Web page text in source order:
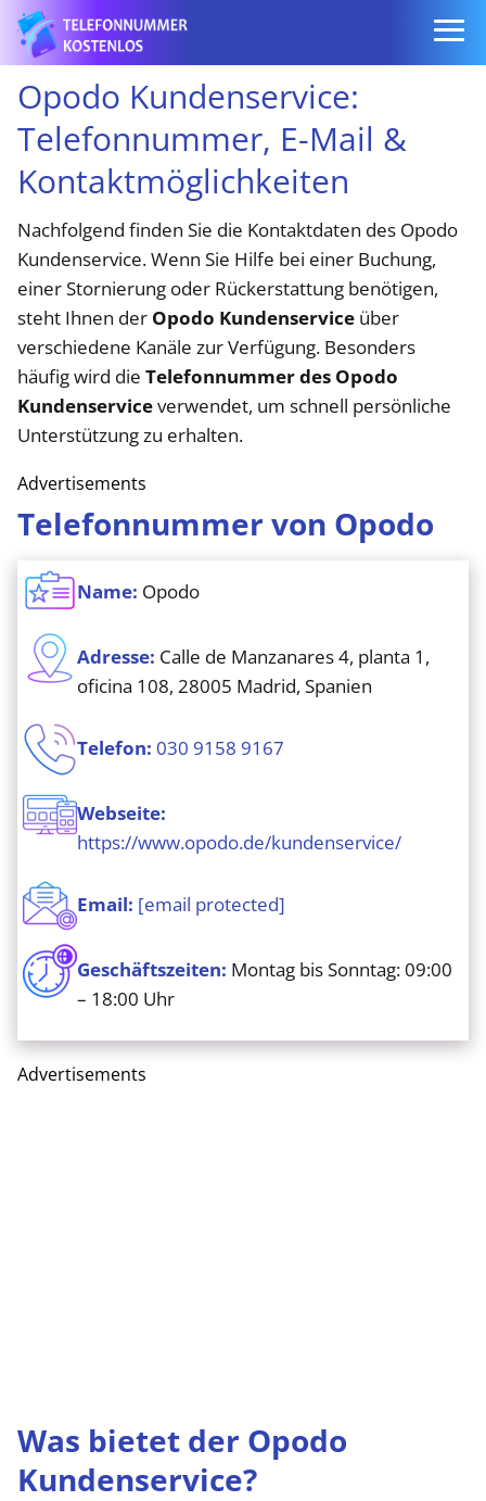
Opodo Kundenservice:
Telefonnummer, E-Mail &
Kontaktmöglichkeiten
Nachfolgend finden Sie die Kontaktdaten des Opodo
Kundenservice. Wenn Sie Hilfe bei einer Buchung,
einer Stornierung oder Rückerstattung benötigen,
steht Ihnen der Opodo Kundenservice über
verschiedene Kanäle zur Verfügung. Besonders
häufig wird die Telefonnummer des Opodo
Kundenserviceverwendet, um schnell persönliche
Unterstützung zu erhalten.
Advertisements
Telefonnummer von Opodo
Name: Opodo
Adresse: Calle de Manzanares 4, planta 1,
oficina 108, 28005 Madrid, Spanien
Telefon: 030 9158 9167
Webseite:
https://www.opodo.de/kundenservice/
Email: [email protected]
Geschäftszeiten: Montag bis Sonntag: 09:00
– 18:00 Uhr
Advertisements
Was bietet der Opodo
Kundenservice?